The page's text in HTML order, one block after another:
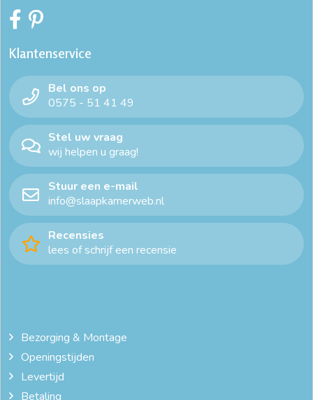
Klantenservice
Bel ons op
0575 - 51 41 49
Stel uw vraag
wij helpen u graag!
Stuur een e-mail
info@slaapkamerweb.nl
Recensies
lees of schrijf een recensie
Bezorging & Montage
Openingstijden
Levertijd
Betaling